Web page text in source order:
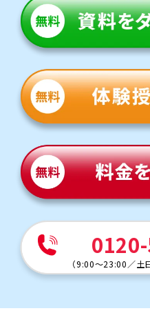
千葉市立葛城中
トライは学校から約20
す。授業がない日も自
いらっしゃいます。
定期テスト対策
数学（教科書：啓林館）
葛城中は学校のワーク
解き直すことが対策の
ンツーマンで指導する
授業がない日の進捗管
英語（教科書：開隆堂）
葛城中は定期テストは
着を図るため、英単語
人気のコース
・定期テスト対策コース
（9:00～23:00 ／土